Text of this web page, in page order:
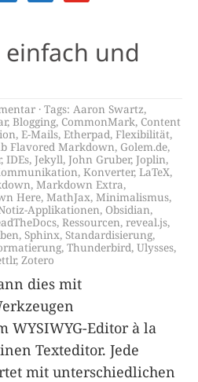
und
Tags: Aaron Swartz,
, Blogging,CommonMark, Content
, E-Mails, Etherpad, Flexibilität,
Flavored Markdown, Golem.de,
, IDEs, Jekyll, John Gruber, Joplin,
, Konverter,LaTeX,
, Markdown Extra,
Here, MathJax, Minimalismus,
Applikationen, Obsidian,
, Ressourcen, reveal.js,
, Sphinx, Standardisierung,
, Thunderbird, Ulysses,
, Zotero
dies mit
WYSIWYG-Editor à la
Texteditor. Jede
mit unterschiedlichen